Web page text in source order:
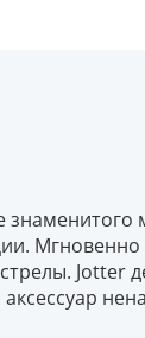
Jotter